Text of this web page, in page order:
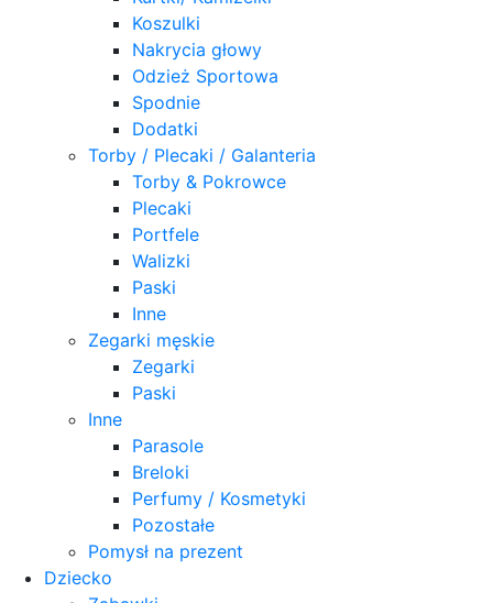
Koszulki
Nakrycia głowy
Odzież Sportowa
Spodnie
Dodatki
Torby / Plecaki / Galanteria
Torby & Pokrowce
Plecaki
Portfele
Walizki
Paski
Inne
Zegarki męskie
Zegarki
Paski
Inne
Parasole
Breloki
Perfumy / Kosmetyki
Pozostałe
Pomysł na prezent
Dziecko